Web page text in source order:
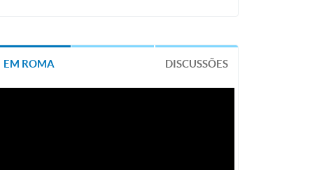
EM ROMA DISCUSSÕES